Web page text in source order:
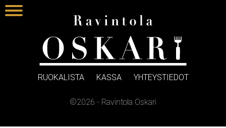
RUOKALISTA KASSA YHTEYSTIEDOT
©2026 - Ravintola Oskari